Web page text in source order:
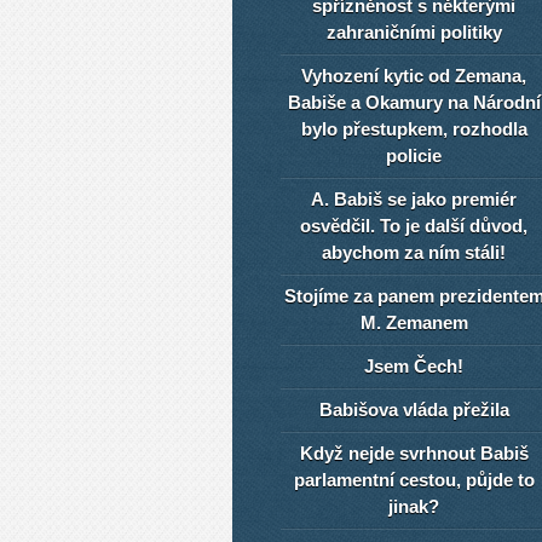
spřízněnost s některými
zahraničními politiky
Vyhození kytic od Zemana,
Babiše a Okamury na Národní
bylo přestupkem, rozhodla
policie
A. Babiš se jako premiér
osvědčil. To je další důvod,
abychom za ním stáli!
Stojíme za panem
M. Zemanem
Jsem Čech!
Babišova vláda přežila
Když nejde svrhnout Babiš
parlamentní cestou, půjde to
jinak?